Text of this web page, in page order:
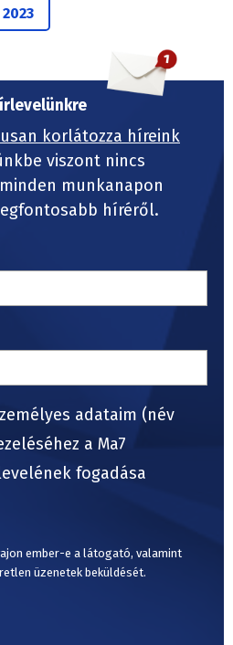
korlátozza híreink
viszont nincs
munkanapon
híréről.
adataim (név
a Ma7
fogadása
ember-e a látogató, valamint
üzenetek beküldését.